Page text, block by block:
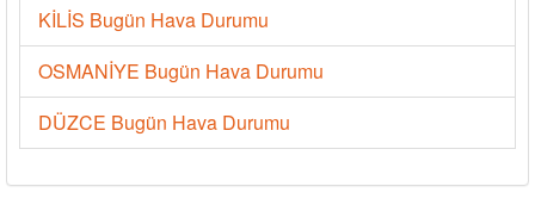
KİLİS Bugün Hava Durumu
OSMANİYE Bugün Hava Durumu
DÜZCE Bugün Hava Durumu